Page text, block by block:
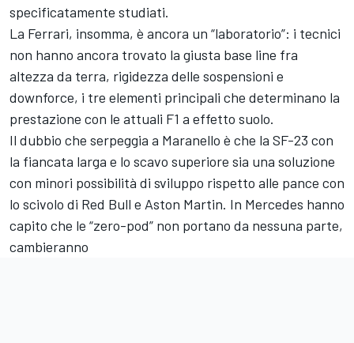
specificatamente studiati.
La Ferrari, insomma, è ancora un “laboratorio”: i tecnici
non hanno ancora trovato la giusta base line fra
altezza da terra, rigidezza delle sospensioni e
downforce, i tre elementi principali che determinano la
prestazione con le attuali F1 a effetto suolo.
Il dubbio che serpeggia a Maranello è che la SF-23 con
la fiancata larga e lo scavo superiore sia una soluzione
con minori possibilità di sviluppo rispetto alle pance con
lo scivolo di Red Bull e Aston Martin. In Mercedes hanno
capito che le “zero-pod” non portano da nessuna parte,
cambieranno